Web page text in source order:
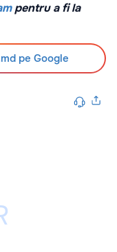
pentru a fi la
pe Google